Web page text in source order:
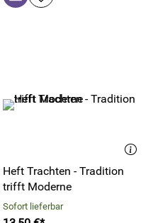
Heft Trachten - Tradition
trifft Moderne
Sofort lieferbar